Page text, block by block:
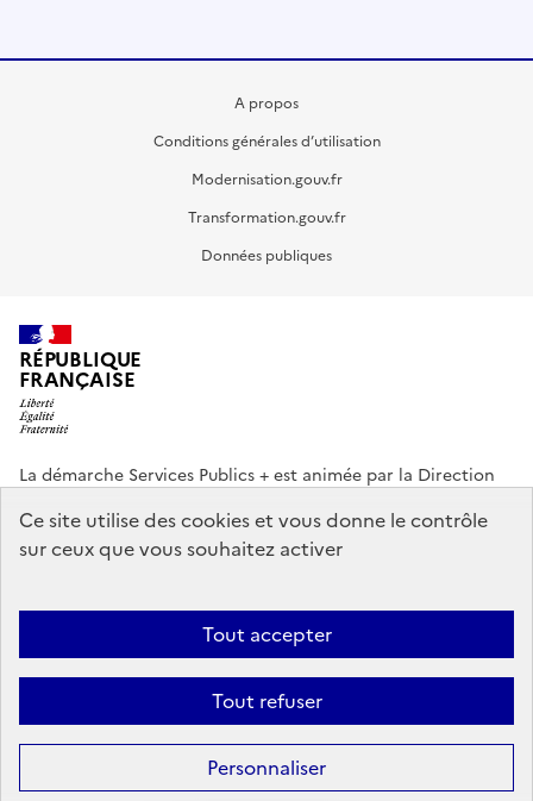
A propos
Conditions générales d’utilisation
Modernisation.gouv.fr
Transformation.gouv.fr
Données publiques
RÉPUBLIQUE
FRANÇAISE
La démarche Services Publics + est animée par la Direction
info.gouv.fr service-public.gouv.fr
legifrance.gouv.fr
data.gouv.fr
Footer
menu
Plan du site Accessibilité partiellement conforme
Mentions légales
Données personnelles
Gestion des cookies
Sauf mention contraire, tous les textes de ce site sont sous
Ce site utilise des cookies et vous donne le contrôle
sur ceux que vous souhaitez activer
Tout accepter
Tout refuser
Personnaliser